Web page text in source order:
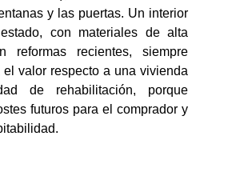
y las puertas. Un interior
con materiales de alta
reformas recientes, siempre
el valor respecto a una vivienda
de rehabilitación, porque
futuros para el comprador y